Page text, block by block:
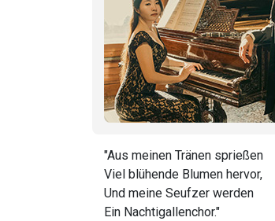
"Aus meinen Tränen sprießen
Viel blühende Blumen hervor,
Und meine Seufzer werden
Ein Nachtigallenchor."